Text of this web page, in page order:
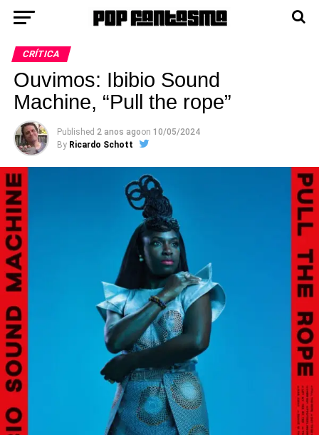
CRÍTICA
Ouvimos: Ibibio Sound
Machine, “Pull the rope”
Published 2 anos agoon 10/05/2024
By Ricardo Schott